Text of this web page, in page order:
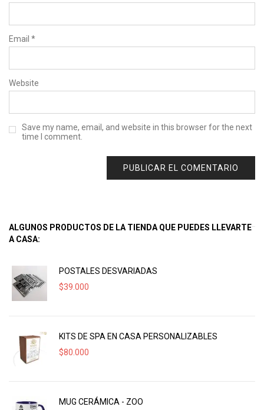
Email *
Website
Save my name, email, and website in this browser for the next
time I comment.
ALGUNOS PRODUCTOS DE LA TIENDA QUE PUEDES LLEVARTE
A CASA:
POSTALES DESVARIADAS
$39.000
KITS DE SPA EN CASA PERSONALIZABLES
$80.000
MUG CERÁMICA - ZOO